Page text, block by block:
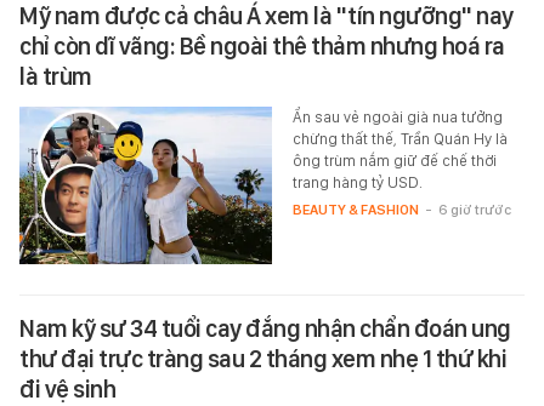
Mỹ nam được cả châu Á xem là "tín ngưỡng" nay
chỉ còn dĩ vãng: Bề ngoài thê thảm nhưng hoá ra
là trùm
Ẩn sau vẻ ngoài già nua tưởng
chừng thất thế, Trần Quán Hy là
ông trùm nắm giữ đế chế thời
trang hàng tỷ USD.
BEAUTY & FASHION - 6 giờ trước
Nam kỹ sư 34 tuổi cay đắng nhận chẩn đoán ung
thư đại trực tràng sau 2 tháng xem nhẹ 1 thứ khi
đi vệ sinh